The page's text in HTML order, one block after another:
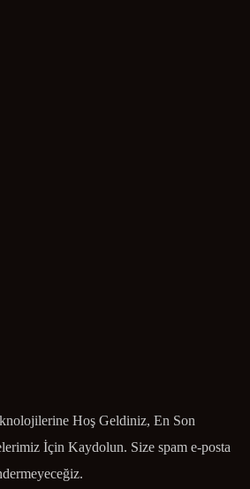
Hoş Geldiniz, En Son
İçin Kaydolun. Size spam e-posta